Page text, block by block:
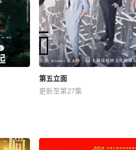
第五立面
更新至第27集